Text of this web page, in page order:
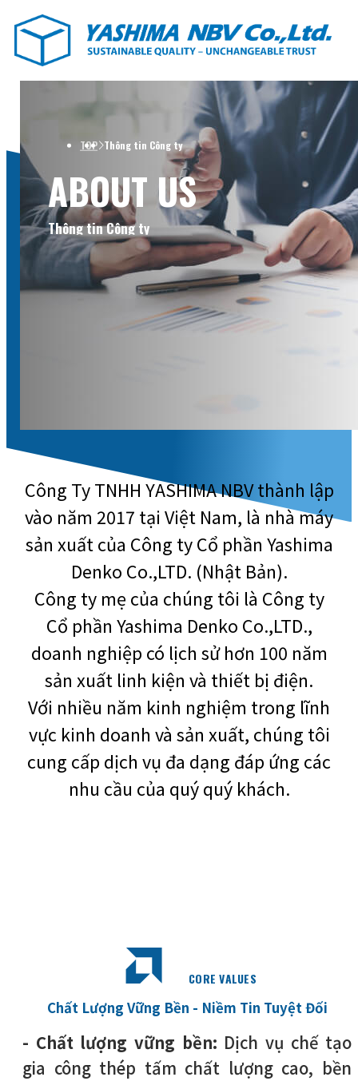
TOP Thông tin Công ty
ABOUT US
Thông tin Công ty
Công Ty TNHH YASHIMA NBV thành lập
vào năm 2017 tại Việt Nam, là nhà máy
sản xuất của Công ty Cổ phần Yashima
Denko Co.,LTD. (Nhật Bản).
Công ty mẹ của chúng tôi là Công ty
Cổ phần Yashima Denko Co.,LTD.,
doanh nghiệp có lịch sử hơn 100 năm
sản xuất linh kiện và thiết bị điện.
Với nhiều năm kinh nghiệm trong lĩnh
vực kinh doanh và sản xuất, chúng tôi
cung cấp dịch vụ đa dạng đáp ứng các
nhu cầu của quý quý khách.
CORE VALUES
Chất Lượng Vững Bền - Niềm Tin Tuyệt Đối
- Chất lượng vững bền: Dịch vụ chế tạo
gia công thép tấm chất lượng cao, bền